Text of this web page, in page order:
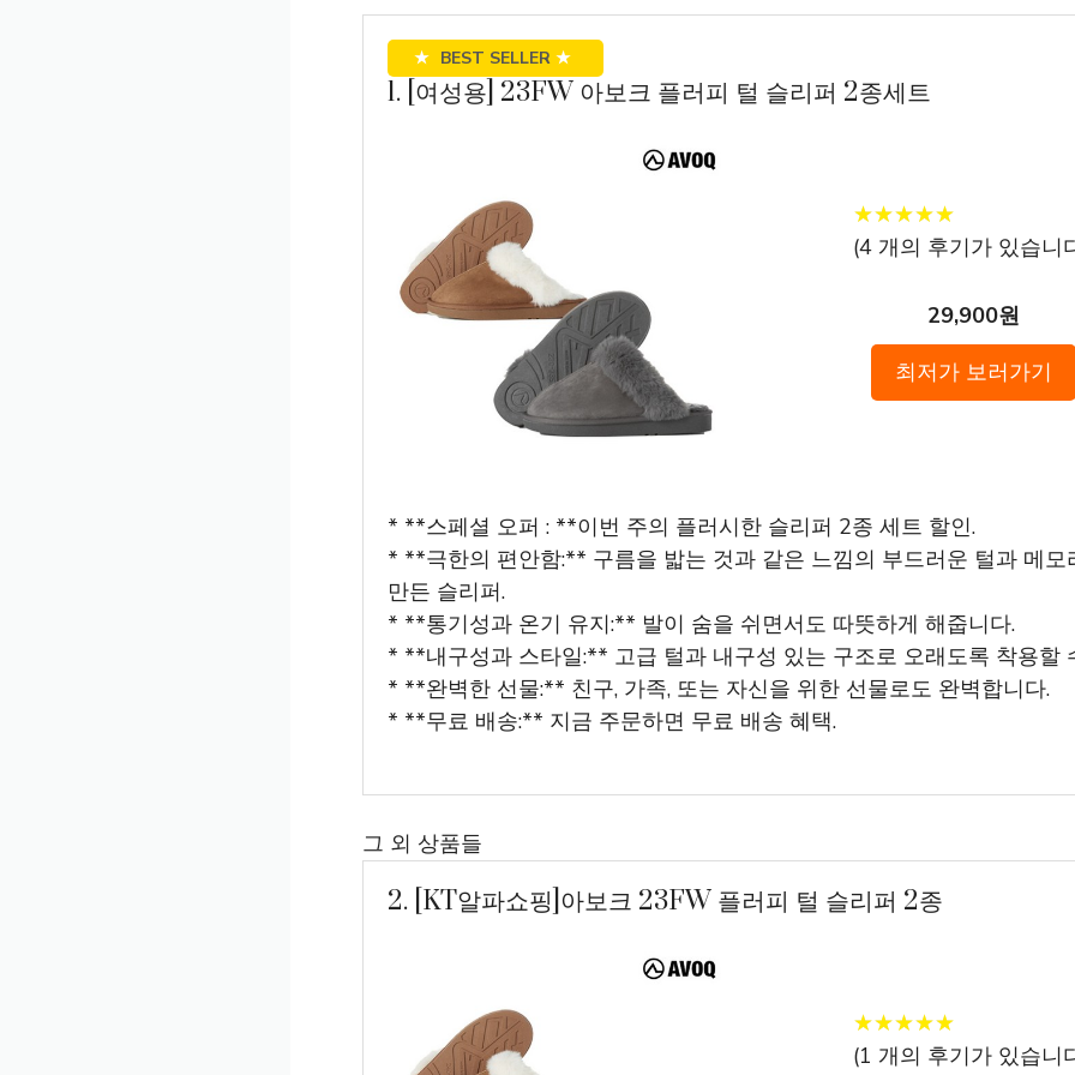
★ BEST SELLER ★
1. [여성용] 23FW 아보크 플러피 털 슬리퍼 2종세트
★★★★★
★★★★★
(4개의 후기가 있습니
29,900원
최저가 보러가기
* **스페셜 오퍼 : **이번 주의 플러시한 슬리퍼 2종 세트 할인.
* **극한의 편안함:** 구름을 밟는 것과 같은 느낌의 부드러운 털과 메모
만든 슬리퍼.
* **통기성과 온기 유지:** 발이 숨을 쉬면서도 따뜻하게 해줍니다.
* **내구성과 스타일:** 고급 털과 내구성 있는 구조로 오래도록 착용할
* **완벽한 선물:** 친구, 가족, 또는 자신을 위한 선물로도 완벽합니다.
* **무료 배송:** 지금 주문하면 무료 배송 혜택.
그 외 상품들
2. [KT알파쇼핑]아보크 23FW 플러피 털 슬리퍼 2종
★★★★★
★★★★★
(1 개의 후기가 있습니